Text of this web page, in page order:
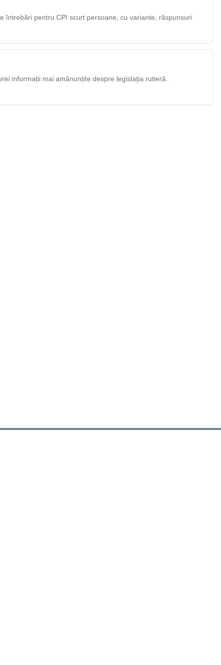
întrebări pentru CPI scurt persoane, cu variante, răspunsuri
informații mai amănunțite despre legislația rutieră.